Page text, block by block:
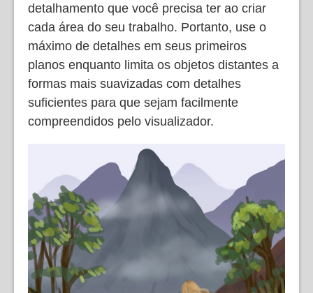
detalhamento que você precisa ter ao criar
cada área do seu trabalho. Portanto, use o
máximo de detalhes em seus primeiros
planos enquanto limita os objetos distantes a
formas mais suavizadas com detalhes
suficientes para que sejam facilmente
compreendidos pelo visualizador.